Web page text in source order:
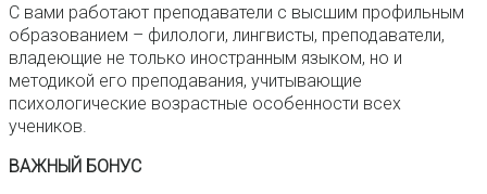
С вами работают преподаватели с высшим профильным
образованием – филологи, лингвисты, преподаватели,
владеющие не только иностранным языком, но и
методикой его преподавания, учитывающие
психологические возрастные особенности всех
учеников.
ВАЖНЫЙ БОНУС